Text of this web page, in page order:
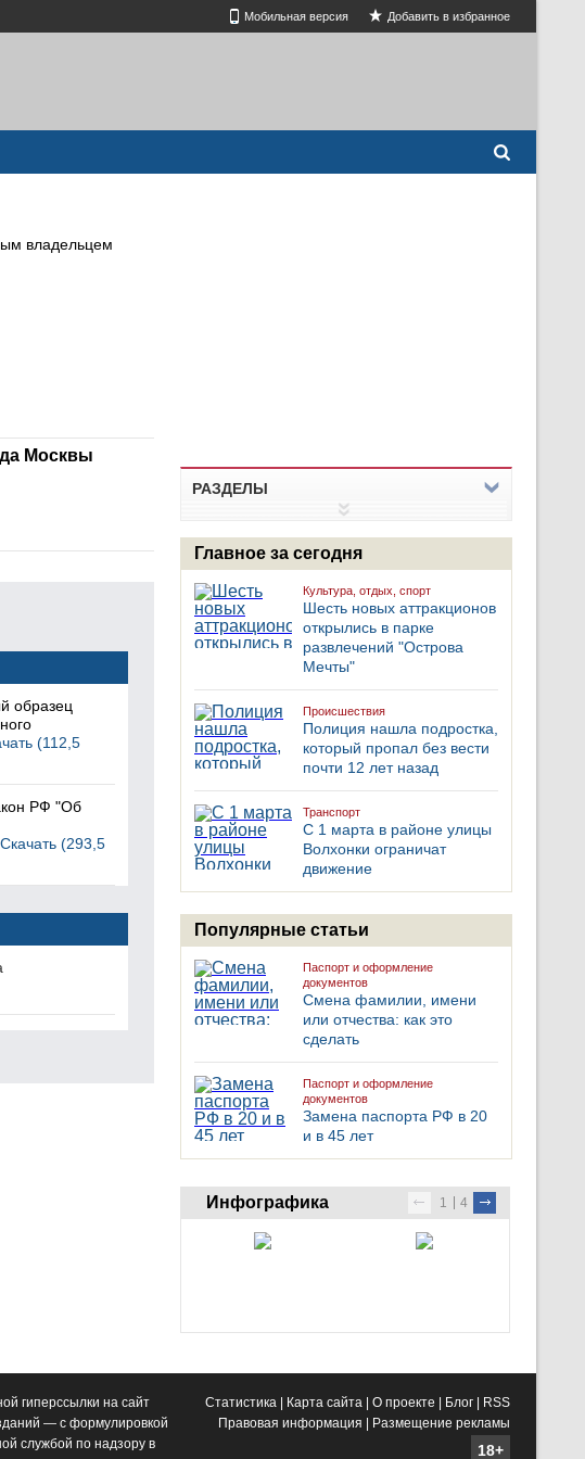
Мобильная версия Добавить в избранное
РАЗДЕЛЫ
Главное за сегодня
Культура, отдых, спорт
Шесть новых аттракционов
открылись в парке
развлечений "Острова
Мечты"
Происшествия
Полиция нашла подростка,
который пропал без вести
почти 12 лет назад
Транспорт
С 1 марта в районе улицы
Волхонки ограничат
движение
Популярные статьи
Паспорт и оформление
документов
Смена фамилии, имени
или отчества: как это
сделать
Паспорт и оформление
документов
Замена паспорта РФ в 20
и в 45 лет
Инфографика 1 4
владельцем
Москвы
образец
(112,5
РФ "Об
Скачать (293,5
гиперссылки на сайт
— с формулировкой
службой по надзору в
Статистика Карта сайта О проекте Блог
RSS
Правовая информация
Размещение рекламы
18+